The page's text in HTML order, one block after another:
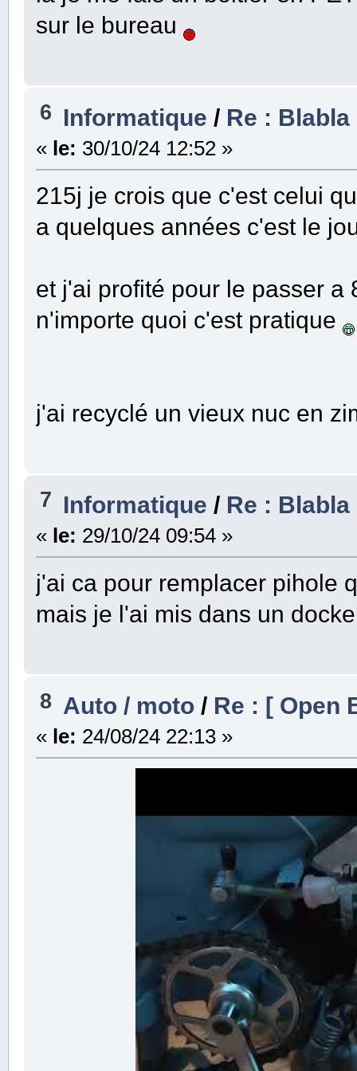
sur le bureau
6 Informatique / Re :
« le: 30/10/24 12:52 »
215j je crois que c'est celui
a quelques années c'est le
et j'ai profité pour le passer a
n'importe quoi c'est pratique
j'ai recyclé un vieux nuc en
7 Informatique / Re :
« le: 29/10/24 09:54 »
j'ai ca pour remplacer pihole
mais je l'ai mis dans un
8 Auto / moto/ Re : [ Open
« le: 24/08/24 22:13 »